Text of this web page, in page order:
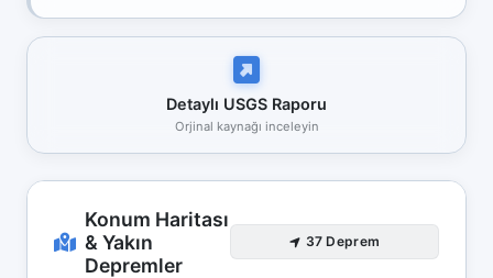
Detaylı USGS Raporu
Orjinal kaynağı inceleyin
Konum Haritası
& Yakın
Depremler
37 Deprem